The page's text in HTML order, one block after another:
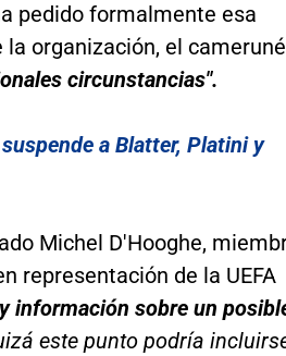
pedido formalmente esa
organización, el
circunstancias".
a Blatter, Platini y
Michel D'Hooghe,
representación de la UEFA
información sobre un
este punto podría